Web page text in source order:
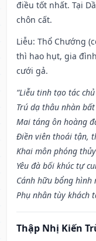
điều tốt nhất. Tại
chôn cất.
Liễu: Thổ Chướng
thì hao hụt, gia
cưới gả.
“Liễu tinh tạo tác
Trú dạ thâu nhàn
Mai táng ôn hoàng
Điền viên thoái tận,
Khai môn phóng
Yêu đà bối khúc tự
Cánh hữu bổng hình
Phụ nhân tùy khách
Thập Nhị Kiến